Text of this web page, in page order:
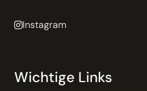
Instagram
Wichtige Links